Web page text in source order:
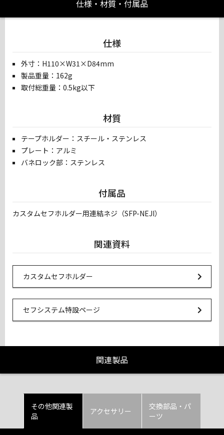
仕様・材質・付属品
仕様
外寸：H110×W31×D84mm
製品重量：162g
取付総重量：0.5kg以下
材質
テープホルダー：スチール・ステンレス
プレート：アルミ
バネロック部：ステンレス
付属品
カスタムセフホルダー用連結ネジ（SFP-NEJI）
関連資料
カスタムセフホルダー
セフシステム特設ページ
関連製品
その他関連製
品
アクセサリー
交換部品・パ
ーツ